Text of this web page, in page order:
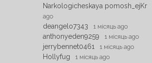
Narkologicheskaya pomosh_ejKr
ago
deangelo7343 1 місяць ago
anthonyeden9259 1 місяць ago
jerrybennet0461 1 місяць ago
Hollyfug 1 місяць ago